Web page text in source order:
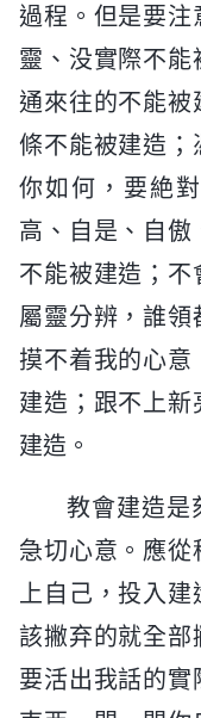
過程。但是要注
靈、没實際不
通來往的不能
條不能被建造；
你如何，要絶
高、自是、自
不能被建造；
屬靈分辨，誰領
摸不着我的心意
建造；跟不上
建造。
教會建造是
急切心意。應
上自己，投入
該撇弃的就全部
要活出我話的